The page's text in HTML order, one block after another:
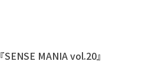
『SENSE MANIA vol.20』